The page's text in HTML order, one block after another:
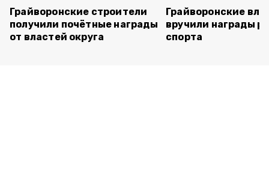
Грайворонские строители
получили почётные награды
от властей округа
Грайворонские
вручили награды
спорта